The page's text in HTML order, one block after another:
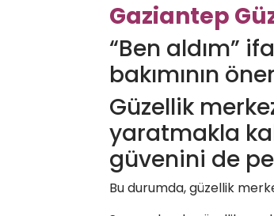
Gaziantep
“Ben aldım”
bakımının
Güzellik
yaratmakla
güvenini de
Bu durumda, güzellik